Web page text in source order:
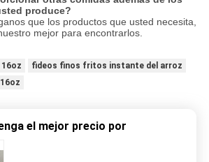
produce?
que los productos que usted necesita,
mejor para encontrarlos.
fideos finos fritos instante del arroz
el mejor precio por